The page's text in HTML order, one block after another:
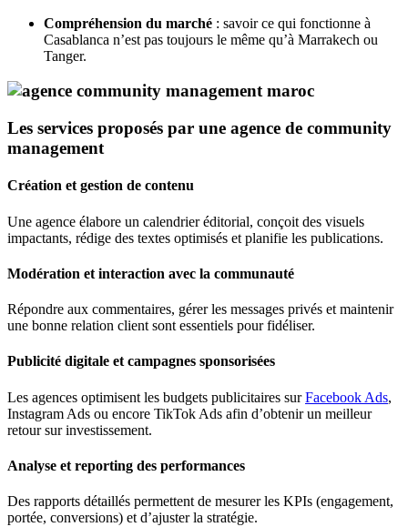
Compréhension du marché : savoir ce qui fonctionne à
Casablanca n’est pas toujours le même qu’à Marrakech ou
Tanger.
Les services proposés par une agence de community
management
Création et gestion de contenu
Une agence élabore un calendrier éditorial, conçoit des visuels
impactants, rédige des textes optimisés et planifie les publications.
Modération et interaction avec la communauté
Répondre aux commentaires, gérer les messages privés et maintenir
une bonne relation client sont essentiels pour fidéliser.
Publicité digitale et campagnes sponsorisées
Les agences optimisent les budgets publicitaires surFacebook Ads,
Instagram Ads ou encore TikTok Ads afin d’obtenir un meilleur
retour sur investissement.
Analyse et reporting des performances
Des rapports détaillés permettent de mesurer les KPIs (engagement,
portée, conversions) et d’ajuster la stratégie.